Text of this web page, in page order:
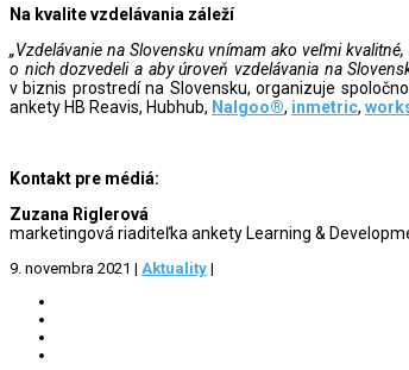
Na kvalite vzdelávania záleží
„Vzdelávanie na Slovensku vnímam ako veľmi
o nich dozvedeli a aby úroveň vzdelávania na
v biznis prostredí na Slovensku, organizuje
ankety HB Reavis, Hubhub, Nalgoo®, inmetric,
Kontakt pre médiá:
Zuzana Riglerová
marketingová riaditeľka ankety Learning &
9. novembra 2021 | Aktuality |